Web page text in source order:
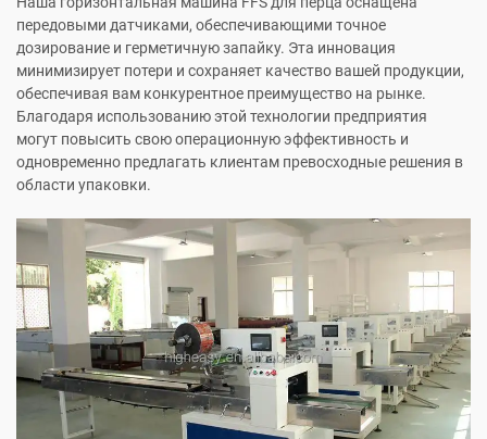
передовыми датчиками, обеспечивающими точное
дозирование и герметичную запайку. Эта инновация
минимизирует потери и сохраняет качество вашей продукции,
обеспечивая вам конкурентное преимущество на рынке.
Благодаря использованию этой технологии предприятия
могут повысить свою операционную эффективность и
одновременно предлагать клиентам превосходные решения в
области упаковки.